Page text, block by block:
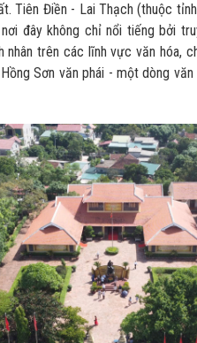
Tiên Điền - Lai Thạch (thuộc
đây không chỉ nổi tiếng bởi
trên các lĩnh vực văn hóa,
Sơn văn phái - một dòng